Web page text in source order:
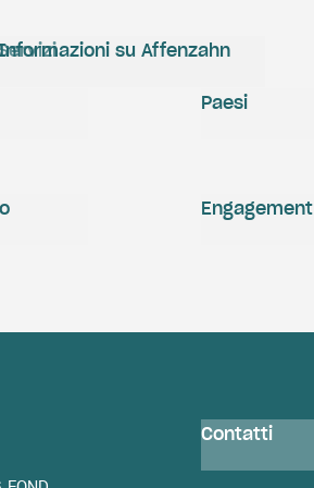
su Affenzahn
Engagement
Paesi
Contatti